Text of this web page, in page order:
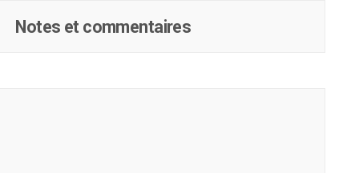
Notes et commentaires